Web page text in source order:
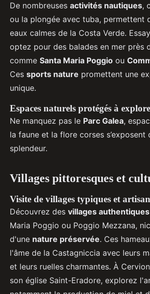
De nombreuses activités nautiques,
ou la plongée avec tuba, permettent
eaux calmes de la Costa Verde.
optez pour des balades en mer près
comme Santa Maria Poggio ou
Ces sports nature promettent une
unique.
Espaces naturels protégés à
Ne manquez pas le Parc Galea,
la faune et la flore corses s’exposent
splendeur.
Villages pittoresques et
Visite de villages typiques et
Découvrez des villages authentiques
Maria Poggio ou Poggio Mezzana,
d'une nature préservée. Ces
l'âme de la Castagniccia avec leurs
et leurs ruelles charmantes. À
son église Saint-Eradore, explorez